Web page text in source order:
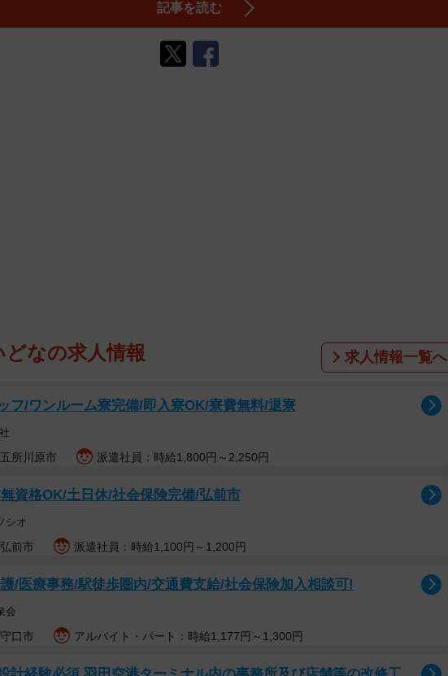
記事を読む
どなの求人情報 求人情報一覧へ
フ/ワンルーム寮完備/即入寮OK/寮費無料/退寮
所川原市 派遣社員：時給1,800円～2,250円
資格OK/土日休/社会保険完備/弘前市
シオ
前市 派遣社員：時給1,100円～1,200円
/医療事務/駅徒歩圏内/交通費支給/社会保険加入相談可!
会
口市 アルバイト・パート：時給1,177円～1,300円